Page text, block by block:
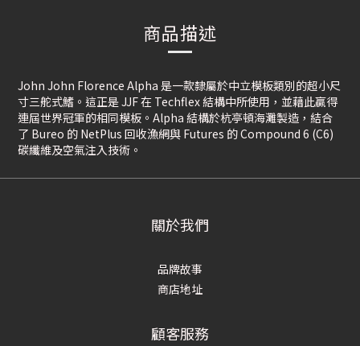
商品描述
John John Florence Alpha 是一款隸屬於中立模板類別的超小尺
寸三舵式鰭。這正是 JJF 在 Techflex 結構中所使用，並藉此贏得
連屆世界冠軍的相同模板。Alpha 結構於杭亭頓海灘製造，結合
了 Bureo 的 NetPlus 回收漁網與 Futures 的 Compound 6 (C6)
碳纖維及空氣注入技術。
關於我們
品牌故事
商店地址
顧客服務